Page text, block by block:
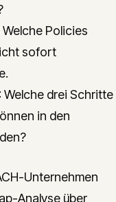
Welche Policies
sofort
: Welche drei Schritte
in den
Unternehmen
Analyse über